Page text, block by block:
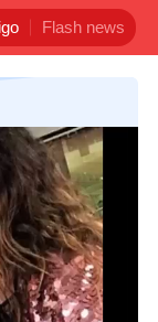
Flash news